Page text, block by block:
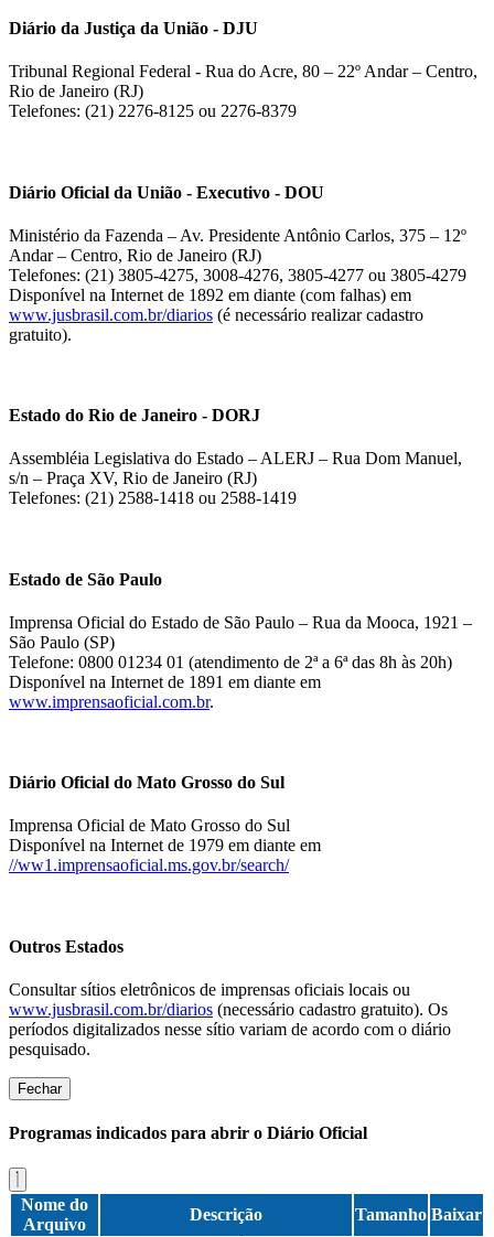
Diário da Justiça da União - DJU
Tribunal Regional Federal - Rua do Acre, 80 – 22º Andar – Centro,
Rio de Janeiro (RJ)
Telefones: (21) 2276-8125 ou 2276-8379
Diário Oficial da União - Executivo - DOU
Ministério da Fazenda – Av. Presidente Antônio Carlos, 375 – 12º
Andar – Centro, Rio de Janeiro (RJ)
Telefones: (21) 3805-4275, 3008-4276, 3805-4277 ou 3805-4279
Disponível na Internet de 1892 em diante (com falhas) em
www.jusbrasil.com.br/diarios (é necessário realizar cadastro
gratuito).
Estado do Rio de Janeiro - DORJ
Assembléia Legislativa do Estado – ALERJ – Rua Dom Manuel,
s/n – Praça XV, Rio de Janeiro (RJ)
Telefones: (21) 2588-1418 ou 2588-1419
Estado de São Paulo
Imprensa Oficial do Estado de São Paulo – Rua da Mooca, 1921 –
São Paulo (SP)
Telefone: 0800 01234 01 (atendimento de 2ª a 6ª das 8h às 20h)
Disponível na Internet de 1891 em diante em
www.imprensaoficial.com.br.
Diário Oficial do Mato Grosso do Sul
Imprensa Oficial de Mato Grosso do Sul
Disponível na Internet de 1979 em diante em
//ww1.imprensaoficial.ms.gov.br/search/
Outros Estados
Consultar sítios eletrônicos de imprensas oficiais locais ou
www.jusbrasil.com.br/diarios (necessário cadastro gratuito). Os
períodos digitalizados nesse sítio variam de acordo com o diário
pesquisado.
Fechar
Programas indicados para abrir o Diário Oficial
Nome do
Arquivo
Descrição Tamanho Baixar